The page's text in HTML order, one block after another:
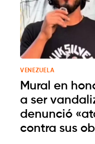
VENEZUELA
Mural en
a ser
denunció
contra sus